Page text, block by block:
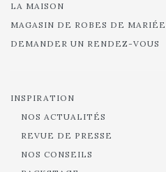
LA MAISON
MAGASIN DE ROBES DE MARIÉE
DEMANDER UN RENDEZ-VOUS
INSPIRATION
NOS ACTUALITÉS
REVUE DE PRESSE
NOS CONSEILS